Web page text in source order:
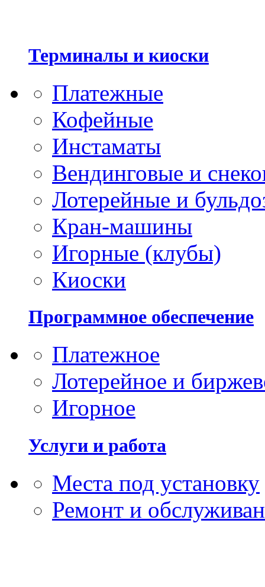
Терминалы и киоски
Платежные
Кофейные
Инстаматы
Вендинговые и
Лотерейные и
Кран-машины
Игорные (клубы)
Киоски
Программное обеспечение
Платежное
Лотерейное и
Игорное
Услуги и работа
Места под установку
Ремонт и